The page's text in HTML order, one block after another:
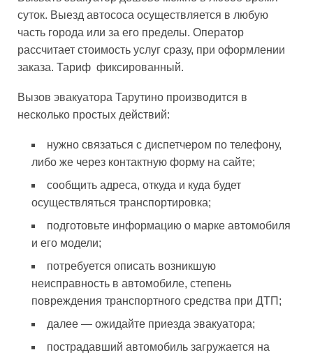
суток. Выезд автососа осуществляется в любую
часть города или за его пределы. Оператор
рассчитает стоимость услуг сразу, при оформлении
заказа. Тариф фиксированный.
Вызов эвакуатора Тарутино производится в
несколько простых действий:
нужно связаться с диспетчером по телефону,
либо же через контактную форму на сайте;
сообщить адреса, откуда и куда будет
осуществляться транспортировка;
подготовьте информацию о марке автомобиля
и его модели;
потребуется описать возникшую
неисправность в автомобиле, степень
повреждения транспортного средства при ДТП;
далее — ожидайте приезда эвакуатора;
пострадавший автомобиль загружается на